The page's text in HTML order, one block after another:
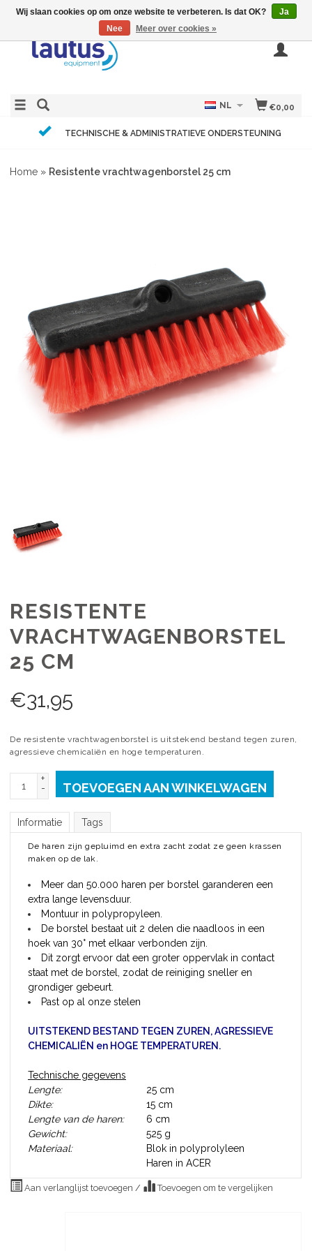
€0,00
NL
TECHNISCHE & ADMINISTRATIEVE ONDERSTEUNING
Home » Resistente vrachtwagenborstel 25 cm
RESISTENTE
VRACHTWAGENBORSTEL
25 CM
€31,95
De resistente vrachtwagenborstel is uitstekend bestand tegen zuren,
agressieve chemicaliën en hoge temperaturen.
+
-
TOEVOEGEN AAN WINKELWAGEN
Informatie Tags
De haren zijn gepluimd en extra zacht zodat ze geen krassen
maken op de lak.
Meer dan 50.000 haren per borstel garanderen een
extra lange levensduur.
Montuur in polypropyleen.
De borstel bestaat uit 2 delen die naadloos in een
hoek van 30° met elkaar verbonden zijn.
Dit zorgt ervoor dat een groter oppervlak in contact
staat met de borstel, zodat de reiniging sneller en
grondiger gebeurt.
Past op al onze stelen
UITSTEKEND BESTAND TEGEN ZUREN, AGRESSIEVE
CHEMICALIËN en HOGE TEMPERATUREN.
Technische gegevens
Lengte:
25 cm
Dikte:
15 cm
Lengte van de haren: 6 cm
Gewicht:
525 g
Materiaal:
Blok in polyprolyleen
Haren in ACER
Aan verlanglijst toevoegen / Toevoegen om te vergelijken
Wij slaan cookies op om onze website te verbeteren. Is dat OK?
Ja
Nee
Meer over cookies »